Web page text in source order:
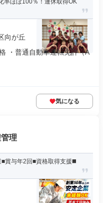
率ほぼ100％！連休取得OK
向が丘
・普通自動車運転免許（A
気になる
理
賞与年2回■資格取得支援◼️